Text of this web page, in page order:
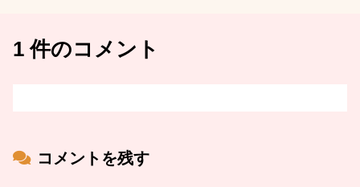
1 件のコメント
コメントを残す